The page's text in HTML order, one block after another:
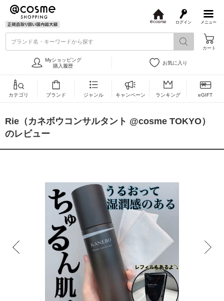
メニュー
ログイン
s
ブランド名・キーワードから探す
カート
Myショッピング
購入履歴
お気に入り
カテゴリ ブランド ジャンル キャンペーン ランキング eGIFT
Rie（カネボウコンサルタント @cosme TOKYO）
のレビュー